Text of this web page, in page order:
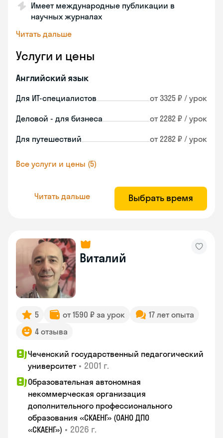
Имеет международные публикации в
научных журналах
Читать дальше
Услуги и цены
Английский язык
Для ИТ-специалистов от 3325 ₽ / урок
Деловой - для бизнеса от 2282 ₽ / урок
Для путешествий от 2282 ₽ / урок
Все услуги и цены (5)
Читать дальше Выбрать время
Виталий
5 от 1590 ₽ за урок
17 лет опыта
4 отзыва
Чеченский государственный педагогический
университет • 2001 г.
Образовательная автономная
некоммерческая организация
дополнительного профессионального
образования «СКАЕНГ» (ОАНО ДПО
«СКАЕНГ») • 2026 г.